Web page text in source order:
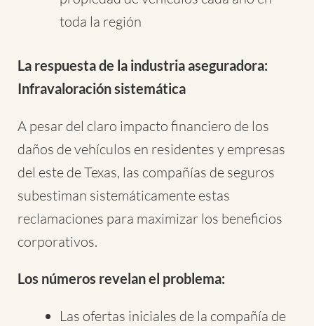
toda la región
La respuesta de la industria aseguradora:
Infravaloración sistemática
A pesar del claro impacto financiero de los
daños de vehículos en residentes y empresas
del este de Texas, las compañías de seguros
subestiman sistemáticamente estas
reclamaciones para maximizar los beneficios
corporativos.
Los números revelan el problema:
Las ofertas iniciales de la compañía de